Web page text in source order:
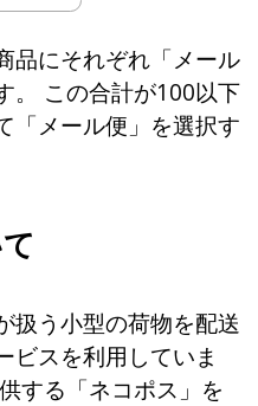
品にそれぞれ「メール
。 この合計が100以下
「メール便」を選択す
扱う小型の荷物を配送
ビスを利用していま
する「ネコポス」を